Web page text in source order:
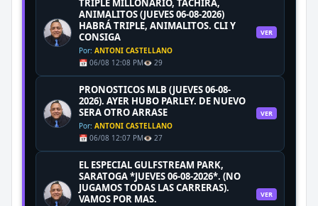
TRIPLE MILLONARIO, TACHIRA,
ANIMALITOS (JUEVES 06-08-2026)
HABRÁ TRIPLE, ANIMALITOS. CLI Y
CONSIGA
Por: ANTONI CASTELLANO
📅 06/08 12:08 PM👁️ 29
VER
PRONOSTICOS MLB (JUEVES 06-08-
2026). AYER HUBO PARLEY. DE NUEVO
SERA OTRO ARRASE
Por: ANTONI CASTELLANO
📅 06/08 12:07 PM👁️ 27
VER
EL ESPECIAL GULFSTREAM PARK,
SARATOGA *JUEVES 06-08-2026*. (NO
JUGAMOS TODAS LAS CARRERAS).
VAMOS POR MAS.
VER